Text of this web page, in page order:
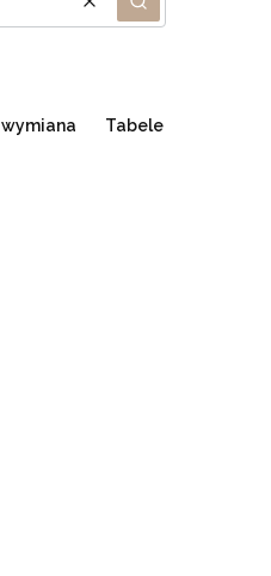
WyczyśćSzukaj
0. Zobacz szczegóły
Tabele